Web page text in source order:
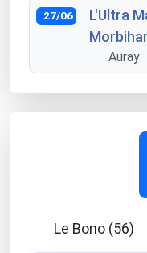
27/06
L'Ultra
Auray
Le Bono (56)